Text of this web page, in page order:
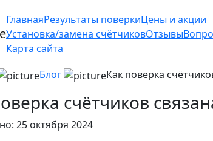
ГлавнаяРезультаты поверкиЦены и акции
Установка/замена счётчиковОтзывы
Карта сайта
Блог Как поверка
счётчиков
25 октября 2024